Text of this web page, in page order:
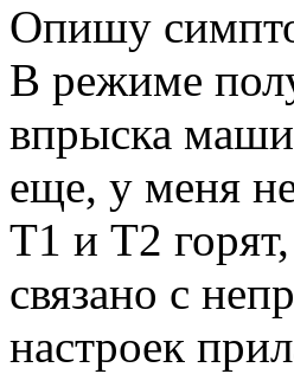
Опишу
В режиме
впрыска
еще, у меня
Т1 и Т2
связано с
настроек